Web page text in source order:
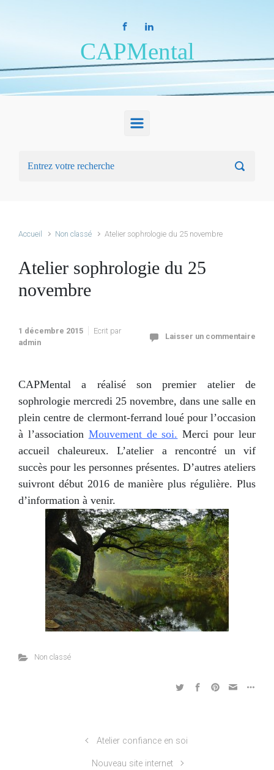
CAPMental
Accueil Non classé Atelier sophrologie du 25 novembre
Atelier sophrologie du 25
novembre
1 décembre 2015
Ecrit par
admin
Laisser un commentaire
CAPMental a réalisé son premier atelier de
sophrologie mercredi 25 novembre, dans une salle en
plein centre de clermont-ferrand loué pour l’occasion
à l’association Mouvement de soi. Merci pour leur
accueil chaleureux. L’atelier a rencontré un vif
succès pour les personnes présentes. D’autres ateliers
suivront début 2016 de manière plus régulière. Plus
d’information à venir.
Non classé
Atelier confiance en soi
Nouveau site internet